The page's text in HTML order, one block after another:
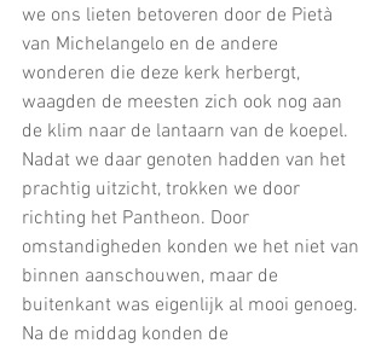
we ons lieten betoveren door de Pietà
van Michelangelo en de andere
wonderen die deze kerk herbergt,
waagden de meesten zich ook nog aan
de klim naar de lantaarn van de koepel.
Nadat we daar genoten hadden van het
prachtig uitzicht, trokken we door
richting het Pantheon. Door
omstandigheden konden we het niet van
binnen aanschouwen, maar de
buitenkant was eigenlijk al mooi genoeg.
Na de middag konden de